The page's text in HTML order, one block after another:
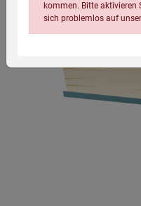
kommen. Bitte aktivieren
sich problemlos auf